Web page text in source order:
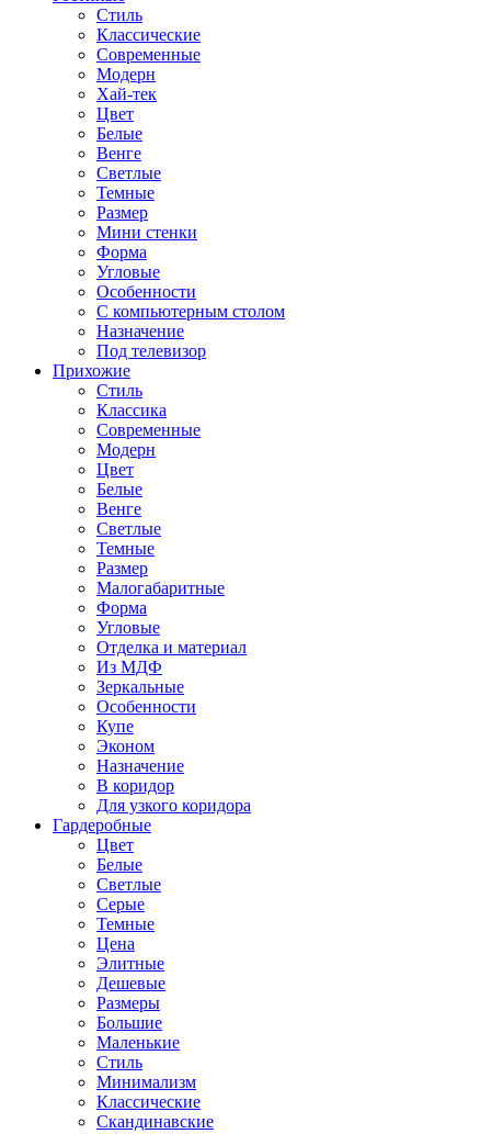
Стиль
Классические
Современные
Модерн
Хай-тек
Цвет
Белые
Венге
Светлые
Темные
Размер
Мини стенки
Форма
Угловые
Особенности
С компьютерным столом
Назначение
Под телевизор
Прихожие
Стиль
Классика
Современные
Модерн
Цвет
Белые
Венге
Светлые
Темные
Размер
Малогабаритные
Форма
Угловые
Отделка и материал
Из МДФ
Зеркальные
Особенности
Купе
Эконом
Назначение
В коридор
Для узкого коридора
Гардеробные
Цвет
Белые
Светлые
Серые
Темные
Цена
Элитные
Дешевые
Размеры
Большие
Маленькие
Стиль
Минимализм
Классические
Скандинавские